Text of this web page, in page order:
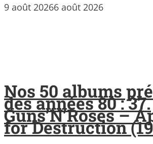
9 août 20266 août 2026
Nos 50 albums
des années 80 : 37.
Guns’N’Roses –
for Destruction